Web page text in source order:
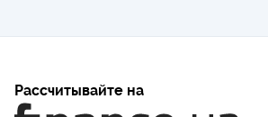
Рассчитывайте на